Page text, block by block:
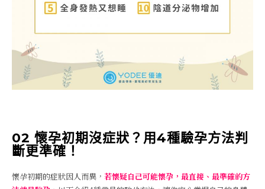
02 懷孕初期沒症狀？用4種驗孕方法判
斷更準確！
懷孕初期的症狀因人而異， 若懷疑自己可能懷孕，最直接、最準確的方